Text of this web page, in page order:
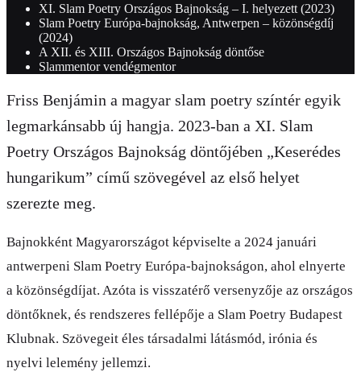
XI. Slam Poetry Országos Bajnokság – I. helyezett (2023)
Slam Poetry Európa-bajnokság, Antwerpen – közönségdíj
(2024)
A XII. és XIII. Országos Bajnokság döntőse
Slammentor vendégmentor
Friss Benjámin a magyar slam poetry színtér egyik
legmarkánsabb új hangja. 2023-ban a XI. Slam
Poetry Országos Bajnokság döntőjében „Keserédes
hungarikum” című szövegével az első helyet
szerezte meg.
Bajnokként Magyarországot képviselte a 2024 januári
antwerpeni Slam Poetry Európa-bajnokságon, ahol elnyerte
a közönségdíjat. Azóta is visszatérő versenyzője az országos
döntőknek, és rendszeres fellépője a Slam Poetry Budapest
Klubnak. Szövegeit éles társadalmi látásmód, irónia és
nyelvi lelemény jellemzi.